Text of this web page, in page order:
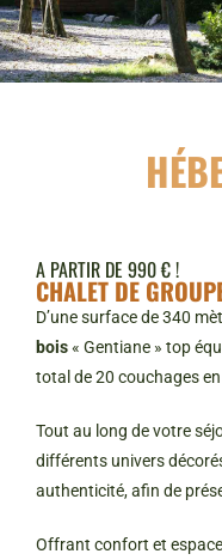
A PARTIR DE 990 € !
CHALET DE
D’une surface de 340
bois« Gentiane » top
total de 20 couchages
Tout au long de votre
différents univers
authenticité, afin de
Offrant confort et